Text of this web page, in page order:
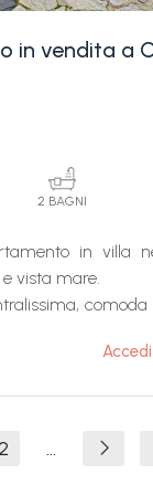
in vendita a
2 BAGNI
in villa
vista mare.
comoda
vista mare, inserito
vivere il centro
alla privacy.
...